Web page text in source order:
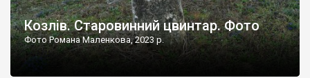
Козлів. Старовинний цвинтар. Фото
Фото Романа Маленкова, 2023 р.